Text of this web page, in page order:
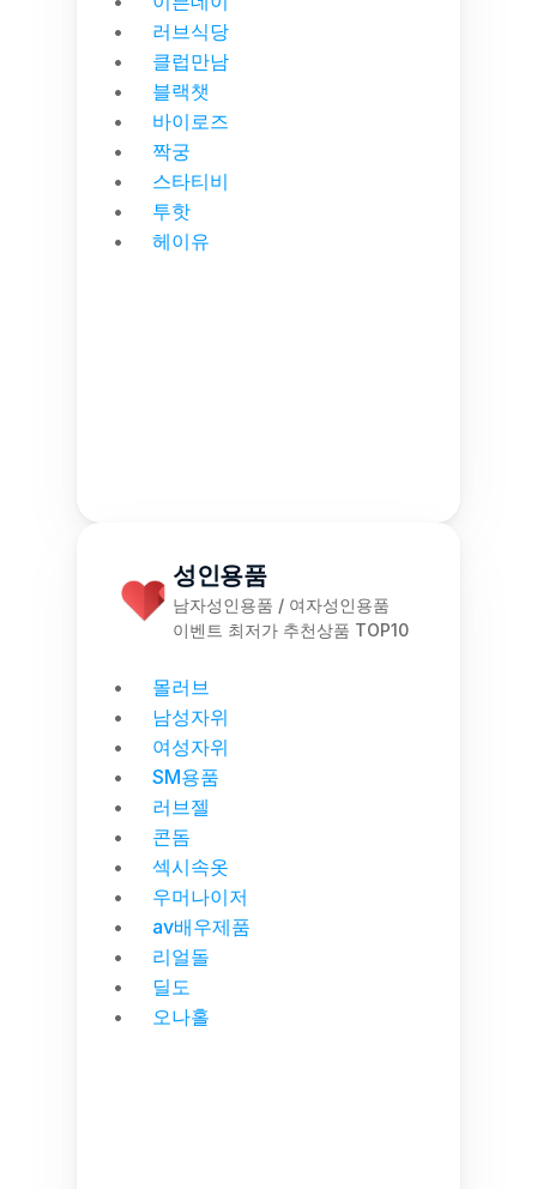
러브식당
클럽만남
블랙챗
바이로즈
짝궁
스타티비
투핫
헤이유
성인용품
남자성인용품 / 여자성인용품
이벤트 최저가 추천상품 TOP10
몰러브
남성자위
여성자위
SM용품
러브젤
콘돔
섹시속옷
우머나이저
av배우제품
리얼돌
딜도
오나홀